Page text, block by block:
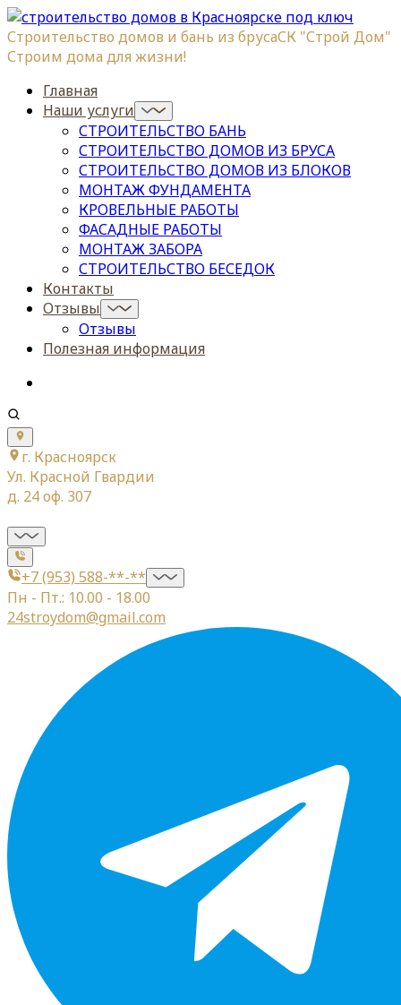
Строительство домов и бань из брусаСК "Строй Дом"
Строим дома для жизни!
Главная
Наши услуги
СТРОИТЕЛЬСТВО БАНЬ
СТРОИТЕЛЬСТВО ДОМОВ ИЗ БРУСА
СТРОИТЕЛЬСТВО ДОМОВ ИЗ БЛОКОВ
МОНТАЖ ФУНДАМЕНТА
КРОВЕЛЬНЫЕ РАБОТЫ
ФАСАДНЫЕ РАБОТЫ
МОНТАЖ ЗАБОРА
СТРОИТЕЛЬСТВО БЕСЕДОК
Контакты
Отзывы
Отзывы
Полезная информация
г. Красноярск
Ул. Красной Гвардии
д. 24 оф. 307
+7 (953) 588-**-**
Пн - Пт.: 10.00 - 18.00
24stroydom@gmail.com